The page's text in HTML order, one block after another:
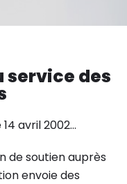
service des
avril 2002…
de soutien auprès
envoie des